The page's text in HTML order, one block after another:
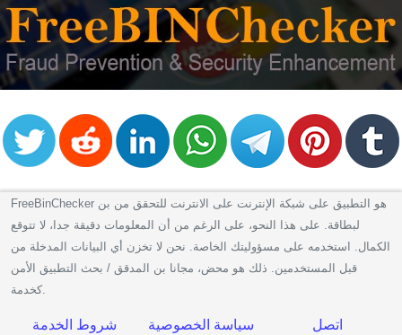
FreeBinChecker هو التطبيق على شبكة الإنترنت على الانترنت للتحقق من بن
لبطاقة. على هذا النحو، على الرغم من أن المعلومات دقيقة جدا، لا تتوقع
الكمال. استخدمه على مسؤوليتك الخاصة. نحن لا تخزن أي البيانات المدخلة من
قبل المستخدمين. ذلك هو محض، مجانا بن المدقق / بحث التطبيق الأمن
شروط الخدمة سياسة الخصوصية اتصل